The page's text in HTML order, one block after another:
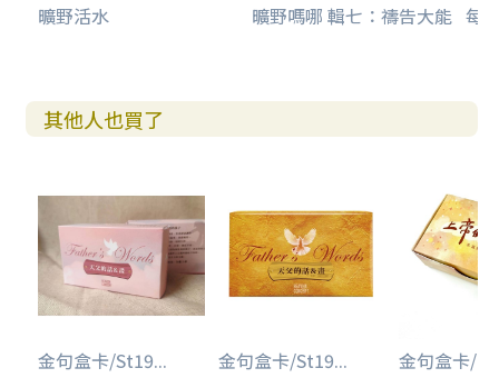
曠野活水 曠野嗎哪 輯七：禱告大能 每
其他人也買了
金句盒卡/St19... 金句盒卡/St19... 金句盒卡/